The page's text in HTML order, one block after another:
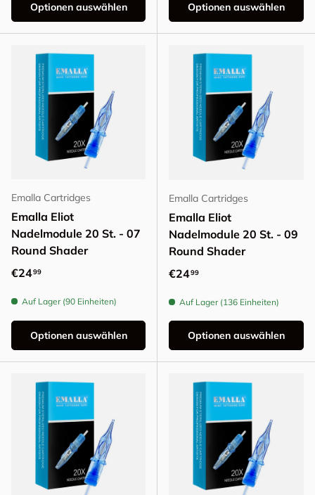
Optionen auswählen Optionen auswählen
Emalla Cartridges
Emalla Eliot
Nadelmodule 20 St. - 07
Round Shader
Normaler Preis
€2499
Auf Lager (90 Einheiten)
Optionen auswählen
Emalla Cartridges
Emalla Eliot
Nadelmodule 20 St. - 09
Round Shader
Normaler Preis
€2499
Auf Lager (136 Einheiten)
Optionen auswählen